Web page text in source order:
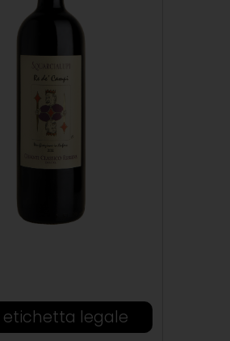
etichetta legale